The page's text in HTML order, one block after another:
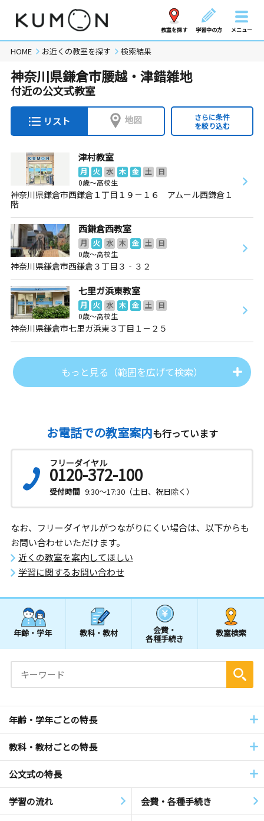
教室を探す 学習中の方 メニュー
HOME お近くの教室を探す 検索結果
神奈川県鎌倉市腰越・津錯雑地
付近の公文式教室
リスト 地図
さらに条件
を絞り込む
津村教室
月 火 水 木 金 土
日
0歳～高校生
神奈川県鎌倉市西鎌倉１丁目１９－１６ アムール西鎌倉１
階
西鎌倉西教室
月 火 水 木 金 土
日
0歳～高校生
神奈川県鎌倉市西鎌倉３丁目３‐３２
七里ガ浜東教室
月 火 水 木 金 土
日
0歳～高校生
神奈川県鎌倉市七里ガ浜東３丁目１－２５
もっと見る（範囲を広げて検索）
お電話での教室案内も行っています
フリーダイヤル
0120-372-100
受付時間 9:30～17:30（土日、祝日除く）
なお、フリーダイヤルがつながりにくい場合は、以下からも
お問い合わせいただけます。
近くの教室を案内してほしい
学習に関するお問い合わせ
年齢・学年 教科・教材 会費・
各種手続き
教室検索
年齢・学年ごとの特長
教科・教材ごとの特長
公文式の特長
学習の流れ 会費・各種手続き